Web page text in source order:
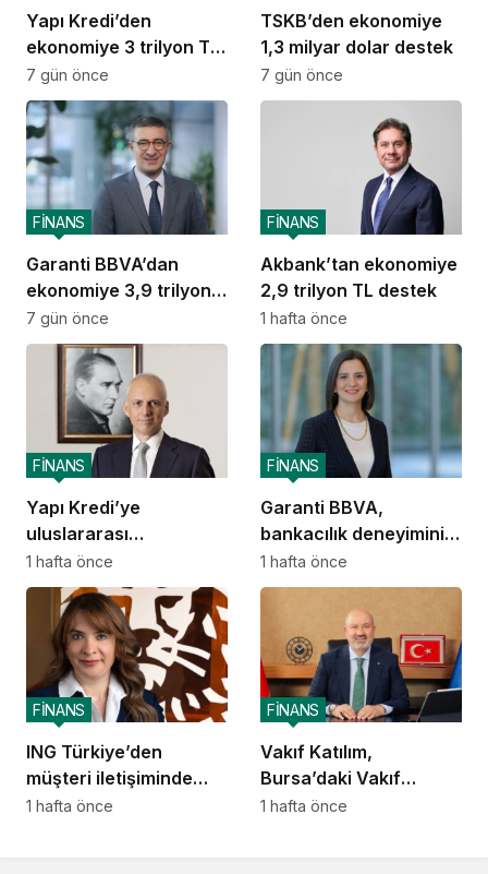
Yapı Kredi’den
ekonomiye 3 trilyon TL
destek
7 gün önce
TSKB’den ekonomiye
1,3 milyar dolar destek
7 gün önce
Garanti BBVA’dan
ekonomiye 3,9 trilyon
TL destek
FİNANS
7 gün önce
Akbank’tan ekonomiye
2,9 trilyon TL destek
FİNANS
1 hafta önce
Yapı Kredi’ye
uluslararası
piyasalardan 414
milyon dolarlık yeni
kaynak
FİNANS
1 hafta önce
Garanti BBVA,
bankacılık deneyimini
ChatGPT’ye taşıdı
FİNANS
1 hafta önce
ING Türkiye’den
müşteri iletişiminde
yapay zekâ dönüşümü
FİNANS
1 hafta önce
Vakıf Katılım,
Bursa’daki Vakıf
Mirasını geleceğe
FİNANS
1 hafta önce